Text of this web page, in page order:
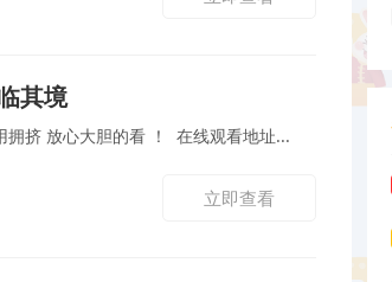
其境
照顾一下没去过的 朋友。 在线感受下不要门票 不用拥挤 放心大胆的看 ！ 在线观看地址...
立即查看